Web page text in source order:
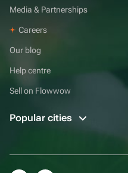
Media & Partnerships
Careers
Our blog
Help centre
Sell on Flowwow
Popular cities